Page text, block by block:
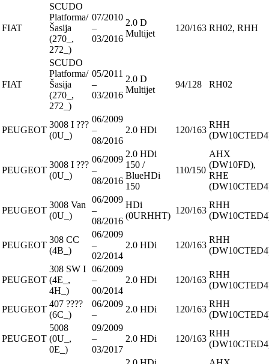
FIAT
SCUDO
Platforma/
Šasija
(270_,
272_)
07/2010
–
03/2016
2.0 D
Multijet
120/163 RH02, RHH
FIAT
SCUDO
Platforma/
Šasija
(270_,
272_)
05/2011
–
03/2016
2.0 D
Multijet
94/128 RH02
PEUGEOT
3008 I ???
(0U_)
06/2009
–
08/2016
2.0 HDi 120/163
RHH
PEUGEOT
3008 I ???
(0U_)
06/2009
–
08/2016
2.0 HDi
150 /
BlueHDi
150
110/150
AHX
(DW10FD),
RHE
PEUGEOT
3008 Van
(0U_)
06/2009
–
08/2016
HDi
(0URHHT)
120/163
RHH
PEUGEOT
308 CC
(4B_)
06/2009
–
02/2014
2.0 HDi 120/163
RHH
PEUGEOT
308 SW I
(4E_,
4H_)
06/2009
–
00/2014
2.0 HDi 120/163
RHH
PEUGEOT
407 ????
(6C_)
06/2009
–
2.0 HDi 120/163
RHH
PEUGEOT
5008
(0U_,
0E_)
09/2009
–
03/2017
2.0 HDi 120/163
RHH